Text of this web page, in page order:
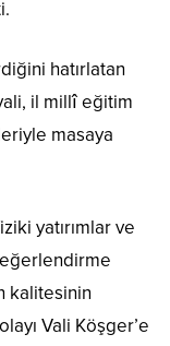
hatırlatan
il millî eğitim
masaya
yatırımlar ve
kalitesinin
Vali Köşger’e